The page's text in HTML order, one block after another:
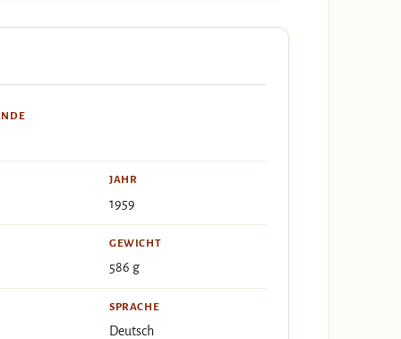
JAHR
1959
GEWICHT
586 g
SPRACHE
Deutsch